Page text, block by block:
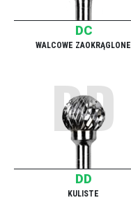
DC
WALCOWE ZAOKRĄGLONE
DD
DD
KULISTE